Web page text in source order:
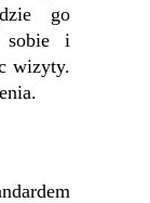
go
sobie i
wizyty.